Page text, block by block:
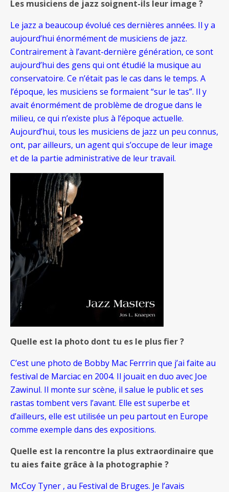
Les musiciens de jazz soignent-ils leur image ?
Le jazz a beaucoup évolué ces dernières années. Il y a
aujourd’hui énormément de musiciens de jazz.
Contrairement à l’avant-dernière génération, ce sont
aujourd’hui des gens qui ont étudié la musique au
conservatoire. Ce n’était pas le cas dans le temps. A
l’époque, les musiciens se formaient “sur le tas”. Il y
avait énormément de problème de drogue dans le
milieu, ce qui n’existe plus à l’époque actuelle.
Aujourd’hui, tous les musiciens de jazz un peu connus,
ont, par ailleurs, un agent qui s’occupe de leur image
et de la partie administrative de leur travail.
Quelle est la photo dont tu es le plus fier ?
C’est une photo de Bobby Mac Ferrrin que j’ai faite au
festival de Marciac en 2004. Il jouait en duo avec Joe
Zawinul. Il monte sur scène, il salue le public et ses
rastas tombent vers l’avant. Elle est superbe et
d’ailleurs, elle est utilisée un peu partout en Europe
comme exemple dans des expositions.
Quelle est la rencontre la plus extraordinaire que
tu aies faite grâce à la photographie ?
McCoy Tyner , au Festival de Bruges. Je l’avais